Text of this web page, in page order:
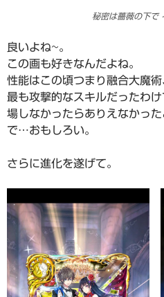
秘密は薔薇の下で
良いよね~。
この画も好きなんだよね。
性能はこの頃つまり融合大魔
最も攻撃的なスキルだったわ
場しなかったらありえなかっ
で…おもしろい。
さらに進化を遂げて。